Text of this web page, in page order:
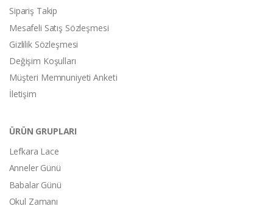
Sipariş Takip
Mesafeli Satış Sözleşmesi
Gizlilik Sözleşmesi
Değişim Koşulları
Müşteri Memnuniyeti Anketi
İletişim
ÜRÜN GRUPLARI
Lefkara Lace
Anneler Günü
Babalar Günü
Okul Zamanı